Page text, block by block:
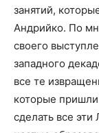
занятий,
Андрийко. По
своего
западного
все те
которые
сделать все